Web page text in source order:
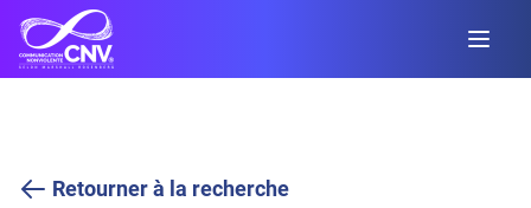
Retourner à la recherche